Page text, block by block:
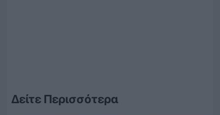
Δείτε Περισσότερα